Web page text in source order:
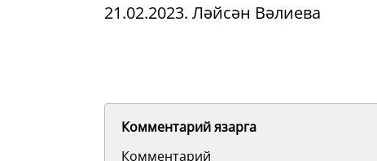
21.02.2023. Ләйсән Вәлиева
Комментарий язарга
Комментарий